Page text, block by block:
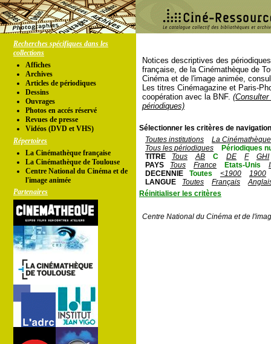
Recherches spécifiques dans les
collections
Affiches
Archives
Articles de périodiques
Dessins
Ouvrages
Photos en accés réservé
Revues de presse
Vidéos (DVD et VHS)
Répertoires
La Cinémathèque française
La Cinémathèque de Toulouse
Centre National du Cinéma et de
l'image animée
Partenaires
Notices descriptives des
française, de la Cinémathèque de
Cinéma et de l'image animée,
Les titres Cinémagazine et Paris-
coopération avec la BNF.
périodiques)
Sélectionner les critères de
Toutes institutions
La
Tous les périodiques
Périodiques
TITRE
Tous AB C DE F
GHI
PAYS
Tous France Etats-Unis
DECENNIE
Toutes <1900
1900
LANGUE
Toutes Français
Réinitialiser les critères
Centre National du Cinéma et de